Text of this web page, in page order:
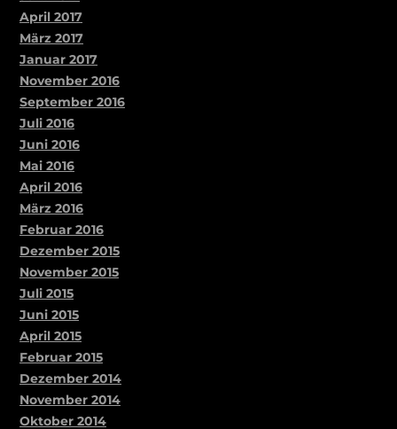
April 2017
März 2017
Januar 2017
November 2016
September 2016
Juli 2016
Juni 2016
Mai 2016
April 2016
März 2016
Februar 2016
Dezember 2015
November 2015
Juli 2015
Juni 2015
April 2015
Februar 2015
Dezember 2014
November 2014
Oktober 2014